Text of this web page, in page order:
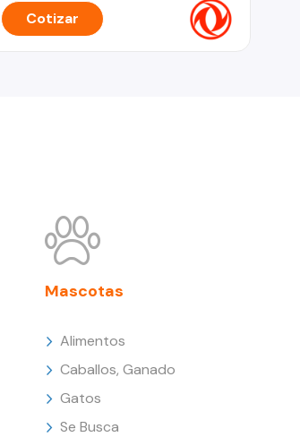
Cotizar
Mascotas
Alimentos
Caballos, Ganado
Gatos
Se Busca